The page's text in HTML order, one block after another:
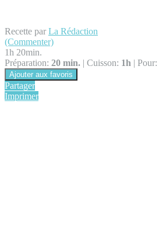
Recette par La Rédaction
(Commenter)
1h 20min.
Préparation: 20 min. | Cuisson: 1h | Pour:
Ajouter aux favoris
Partager
Imprimer